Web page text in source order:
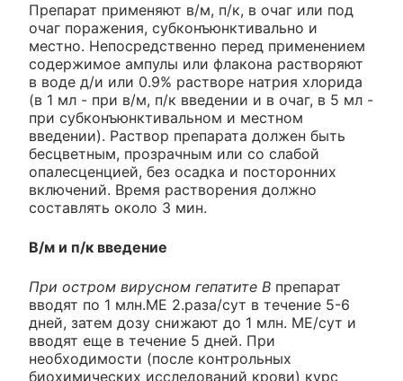
Препарат применяют в/м, п/к, в очаг или под
очаг поражения, субконъюнктивально и
местно. Непосредственно перед применением
содержимое ампулы или флакона растворяют
в воде д/и или 0.9% растворе натрия хлорида
(в 1 мл - при в/м, п/к введении и в очаг, в 5 мл -
при субконъюнктивальном и местном
введении). Раствор препарата должен быть
бесцветным, прозрачным или со слабой
опалесценцией, без осадка и посторонних
включений. Время растворения должно
составлять около 3 мин.
В/м и п/к введение
При остром вирусном гепатите В препарат
вводят по 1 млн.ME 2.раза/сут в течение 5-6
дней, затем дозу снижают до 1 млн. ME/сут и
вводят еще в течение 5 дней. При
необходимости (после контрольных
биохимических исследований крови) курс